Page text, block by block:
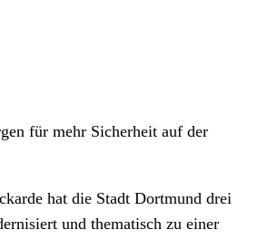
für mehr Sicherheit auf der
hat die Stadt Dortmund drei
und thematisch zu einer